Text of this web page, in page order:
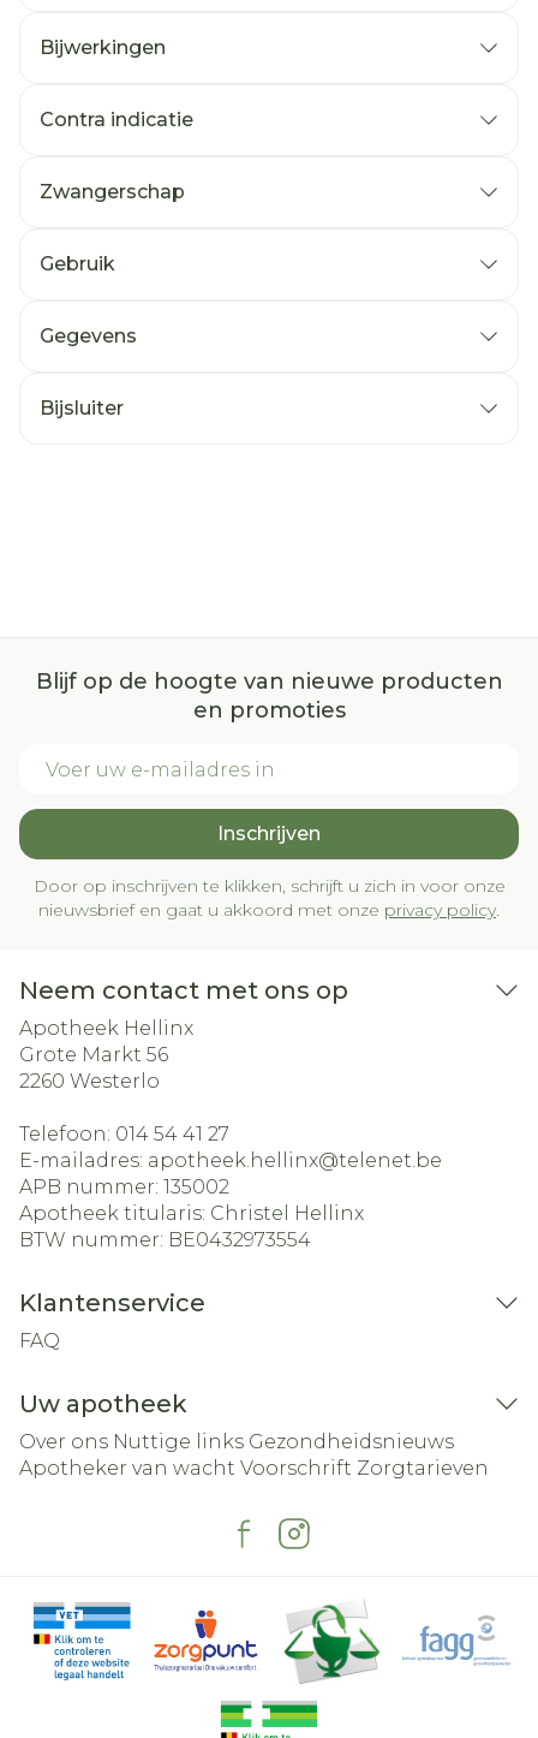
Bijwerkingen
Contra indicatie
Zwangerschap
Gebruik
Gegevens
Bijsluiter
Blijf op de hoogte van nieuwe producten
en promoties
Inschrijven
Door op inschrijven te klikken, schrijft u zich in voor onze
nieuwsbrief en gaat u akkoord met onze privacy policy.
Neem contact met ons op
Apotheek Hellinx
Grote Markt 56
2260 Westerlo
Telefoon: 014 54 41 27
E-mailadres: apotheek.hellinx@telenet.be
APB nummer: 135002
Apotheek titularis: Christel Hellinx
BTW nummer: BE0432973554
Klantenservice
FAQ
Uw apotheek
Over ons Nuttige links Gezondheidsnieuws
Apotheker van wacht Voorschrift Zorgtarieven